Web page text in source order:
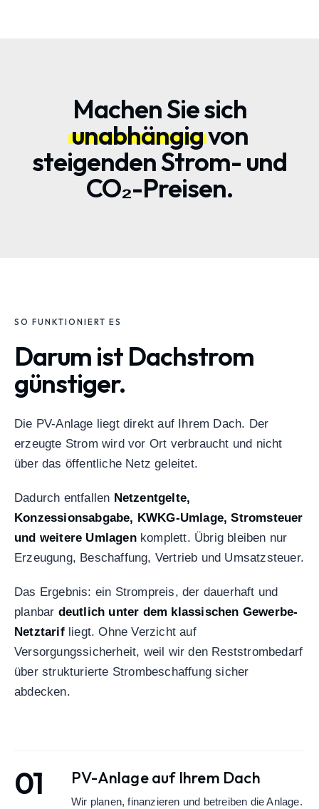
Machen Sie sich
unabhängigvon
steigenden Strom- und
CO₂-Preisen.
SO FUNKTIONIERT ES
Darum ist Dachstrom
günstiger.
Die PV-Anlage liegt direkt auf Ihrem Dach. Der
erzeugte Strom wird vor Ort verbraucht und nicht
über das öffentliche Netz geleitet.
Dadurch entfallen Netzentgelte,
Konzessionsabgabe, KWKG-Umlage, Stromsteuer
und weitere Umlagenkomplett. Übrig bleiben nur
Erzeugung, Beschaffung, Vertrieb und Umsatzsteuer.
Das Ergebnis: ein Strompreis, der dauerhaft und
planbar deutlich unter dem klassischen Gewerbe-
Netztarifliegt. Ohne Verzicht auf
Versorgungssicherheit, weil wir den Reststrombedarf
über strukturierte Strombeschaffung sicher
abdecken.
01 PV-Anlage auf Ihrem Dach
Wir planen, finanzieren und betreiben die Anlage.